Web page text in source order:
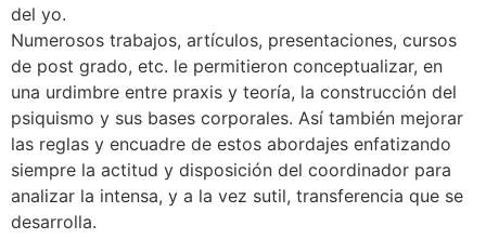
del yo.
Numerosos trabajos, artículos, presentaciones, cursos
de post grado, etc. le permitieron conceptualizar, en
una urdimbre entre praxis y teoría, la construcción del
psiquismo y sus bases corporales. Así también mejorar
las reglas y encuadre de estos abordajes enfatizando
siempre la actitud y disposición del coordinador para
analizar la intensa, y a la vez sutil, transferencia que se
desarrolla.